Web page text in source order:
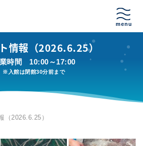
情報（2026.6.25）
時間 10:00～17:00
※入館は閉館30分前まで
（2026.6.25）